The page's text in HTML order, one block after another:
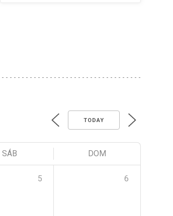
TODAY
SÁB DOM
5 6